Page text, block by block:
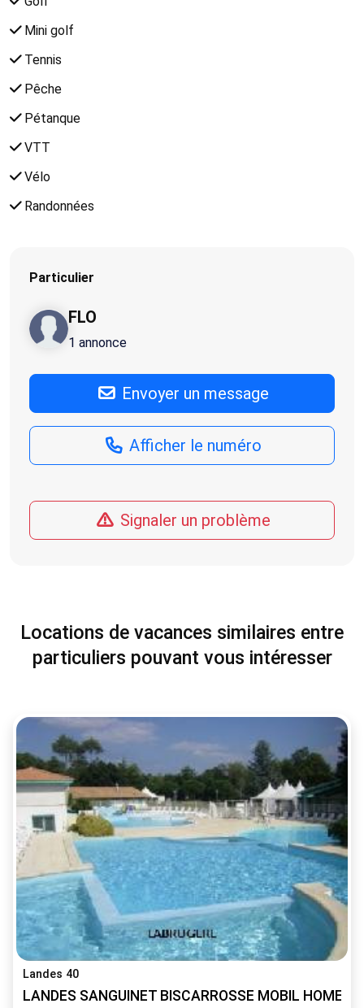
Mini golf
Tennis
Pêche
Pétanque
VTT
Vélo
Randonnées
Particulier
FLO
1 annonce
Envoyer un message
Afficher le numéro
Signaler un problème
Locations de vacances similaires entre
particuliers pouvant vous intéresser
Landes 40
LANDES SANGUINET BISCARROSSE MOBIL HOME